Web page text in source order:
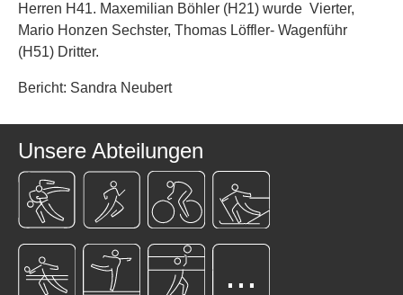
Herren H41. Maxemilian Böhler (H21) wurde Vierter,
Mario Honzen Sechster, Thomas Löffler- Wagenführ
(H51) Dritter.
Bericht: Sandra Neubert
Unsere Abteilungen
...